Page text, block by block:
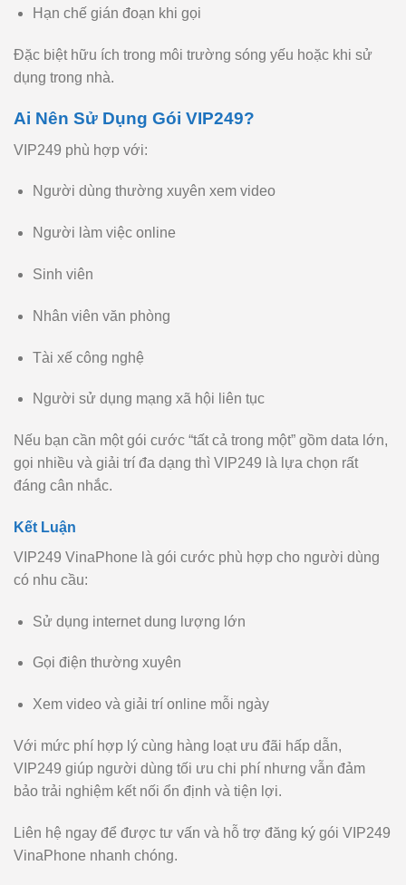
Hạn chế gián đoạn khi gọi
Đặc biệt hữu ích trong môi trường sóng yếu hoặc khi sử
dụng trong nhà.
Ai Nên Sử Dụng Gói VIP249?
VIP249 phù hợp với:
Người dùng thường xuyên xem video
Người làm việc online
Sinh viên
Nhân viên văn phòng
Tài xế công nghệ
Người sử dụng mạng xã hội liên tục
Nếu bạn cần một gói cước “tất cả trong một” gồm data lớn,
gọi nhiều và giải trí đa dạng thì VIP249 là lựa chọn rất
đáng cân nhắc.
Kết Luận
VIP249 VinaPhone là gói cước phù hợp cho người dùng
có nhu cầu:
Sử dụng internet dung lượng lớn
Gọi điện thường xuyên
Xem video và giải trí online mỗi ngày
Với mức phí hợp lý cùng hàng loạt ưu đãi hấp dẫn,
VIP249 giúp người dùng tối ưu chi phí nhưng vẫn đảm
bảo trải nghiệm kết nối ổn định và tiện lợi.
Liên hệ ngay để được tư vấn và hỗ trợ đăng ký gói VIP249
VinaPhone nhanh chóng.